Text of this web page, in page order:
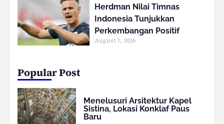
Herdman Nilai Timnas
Indonesia Tunjukkan
Perkembangan Positif
August 7, 2026
Popular Post
Menelusuri Arsitektur Kapel
Sistina, Lokasi Konklaf Paus
Baru